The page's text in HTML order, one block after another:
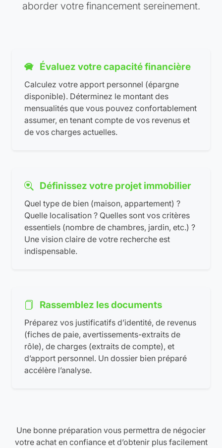
aborder votre financement sereinement.
Évaluez votre capacité financière
Calculez votre apport personnel (épargne
disponible). Déterminez le montant des
mensualités que vous pouvez confortablement
assumer, en tenant compte de vos revenus et
de vos charges actuelles.
Définissez votre projet immobilier
Quel type de bien (maison, appartement) ?
Quelle localisation ? Quelles sont vos critères
essentiels (nombre de chambres, jardin, etc.) ?
Une vision claire de votre recherche est
indispensable.
Rassemblez les documents
Préparez vos justificatifs d’identité, de revenus
(fiches de paie, avertissements-extraits de
rôle), de charges (extraits de compte), et
d’apport personnel. Un dossier bien préparé
accélère l’analyse.
Une bonne préparation vous permettra de négocier
votre achat en confiance et d’obtenir plus facilement